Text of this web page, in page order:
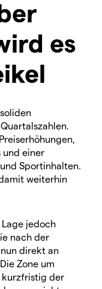
es
und einer
Sportinhalten.
weiterhin
jedoch
nach der
direkt an
Zone um
kurzfristig der